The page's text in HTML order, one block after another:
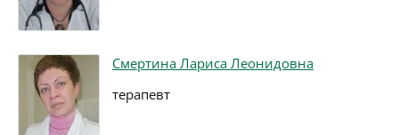
Смертина Лариса Леонидовна
терапевт